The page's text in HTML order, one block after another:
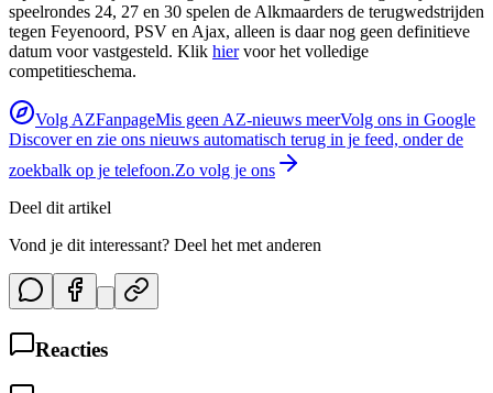
speelrondes 24, 27 en 30 spelen de Alkmaarders de terugwedstrijden
tegen Feyenoord, PSV en Ajax, alleen is daar nog geen definitieve
datum voor vastgesteld. Klik hiervoor het volledige
competitieschema.
Volg AZFanpageMis geen AZ-nieuws meerVolg ons in Google
Discover en zie ons nieuws automatisch terug in je feed, onder de
zoekbalk op je telefoon.Zo volg je ons
Deel dit artikel
Vond je dit interessant? Deel het met anderen
Reacties